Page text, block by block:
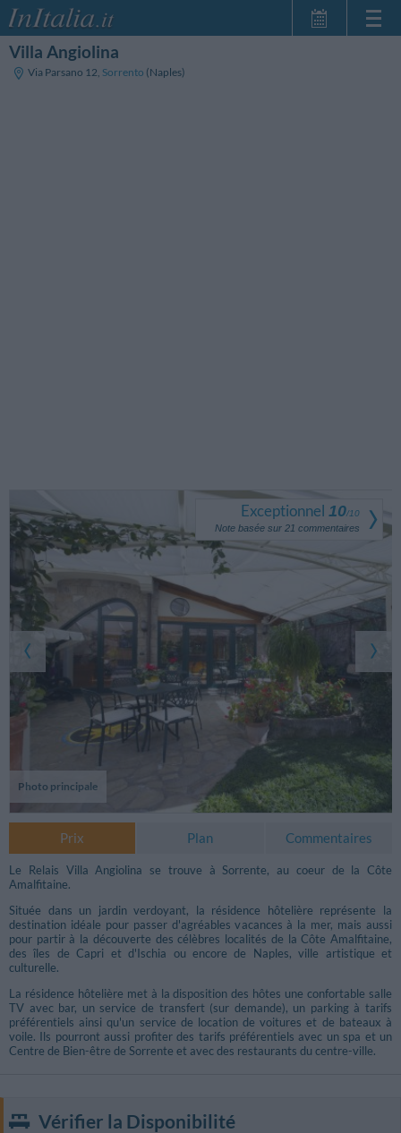
Villa Angiolina
Via Parsano 12, Sorrento (Naples)
Photo principale
Exceptionnel 10/10
Note basée sur 21 commentaires
Prix Plan Commentaires
Le Relais Villa Angiolina se trouve à Sorrente, au coeur de la Côte
Amalfitaine.
Située dans un jardin verdoyant, la résidence hôtelière représente la
destination idéale pour passer d'agréables vacances à la mer, mais aussi
pour partir à la découverte des célèbres localités de la Côte Amalfitaine,
des îles de Capri et d'Ischia ou encore de Naples, ville artistique et
culturelle.
La résidence hôtelière met à la disposition des hôtes une confortable salle
TV avec bar, un service de transfert (sur demande), un parking à tarifs
préférentiels ainsi qu'un service de location de voitures et de bateaux à
voile. Ils pourront aussi profiter des tarifs préférentiels avec un spa et un
Centre de Bien-être de Sorrente et avec des restaurants du centre-ville.
Vérifier la Disponibilité